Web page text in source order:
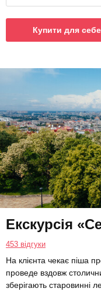
Купити для себе
Екскурсія
453 відгуки
На клієнта чекає піша
проведе вздовж
зберігають старовинні